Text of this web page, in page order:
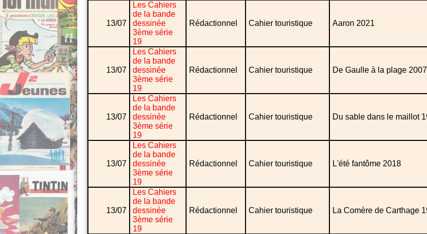
13/07
Les Cahiers
de la bande
dessinée
3ème série
19
Rédactionnel Cahier touristique Aaron 2021
13/07
Les Cahiers
de la bande
dessinée
3ème série
19
Rédactionnel Cahier touristique De Gaulle à la plage 2007
13/07
Les Cahiers
de la bande
dessinée
3ème série
19
Rédactionnel Cahier touristique Du sable dans le maillot
13/07
Les Cahiers
de la bande
dessinée
3ème série
19
Rédactionnel Cahier touristique L'été fantôme 2018
13/07
Les Cahiers
de la bande
dessinée
3ème série
19
Rédactionnel Cahier touristique La Comère de Carthage